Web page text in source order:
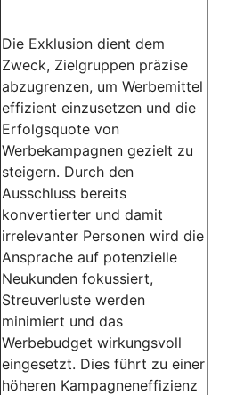
Die Exklusion dient dem
Zweck, Zielgruppen präzise
abzugrenzen, um Werbemittel
effizient einzusetzen und die
Erfolgsquote von
Werbekampagnen gezielt zu
steigern. Durch den
Ausschluss bereits
konvertierter und damit
irrelevanter Personen wird die
Ansprache auf potenzielle
Neukunden fokussiert,
Streuverluste werden
minimiert und das
Werbebudget wirkungsvoll
eingesetzt. Dies führt zu einer
höheren Kampagneneffizienz